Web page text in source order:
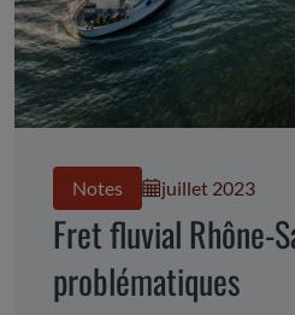
Notes juillet 2023
Fret fluvial Rhône-
problématiques